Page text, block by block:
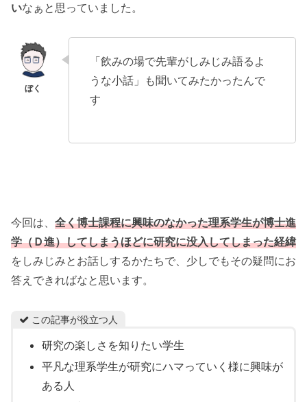
いなぁと思っていました。
「飲みの場で先輩がしみじみ語るよ
うな小話」も聞いてみたかったんで
す
今回は、 全く博士課程に興味のなかった理系学生が博士進
学（Ｄ進）してしまうほどに研究に没入してしまった経緯
をしみじみとお話しするかたちで、少しでもその疑問にお
答えできればなと思います。
この記事が役立つ人
研究の楽しさを知りたい学生
平凡な理系学生が研究にハマっていく様に興味が
ある人